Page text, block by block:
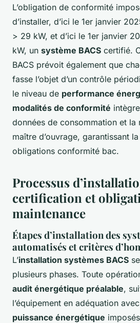
L’obligation de conformité
d’installer, d’ici le 1er janvier
> 29 kW, et d’ici le 1er janvier
kW, un système BACS certifié.
BACS prévoit également que
fasse l’objet d’un contrôle
le niveau de performance
modalités de conformité
données de consommation et la
maître d’ouvrage, garantissant
obligations conformité bac.
Processus
certification et
maintenance
Étapes d’installation des
automatisés et critères
L’installation systèmes BACS
plusieurs phases. Toute
audit énergétique préalable,
l’équipement en adéquation
puissance énergétique